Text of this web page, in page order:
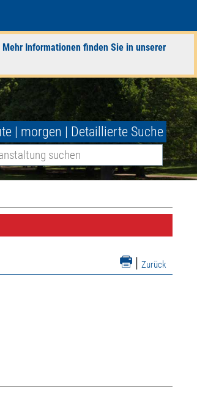
Informationen finden Sie in unserer
| morgen | Detaillierte Suche
| Zurück